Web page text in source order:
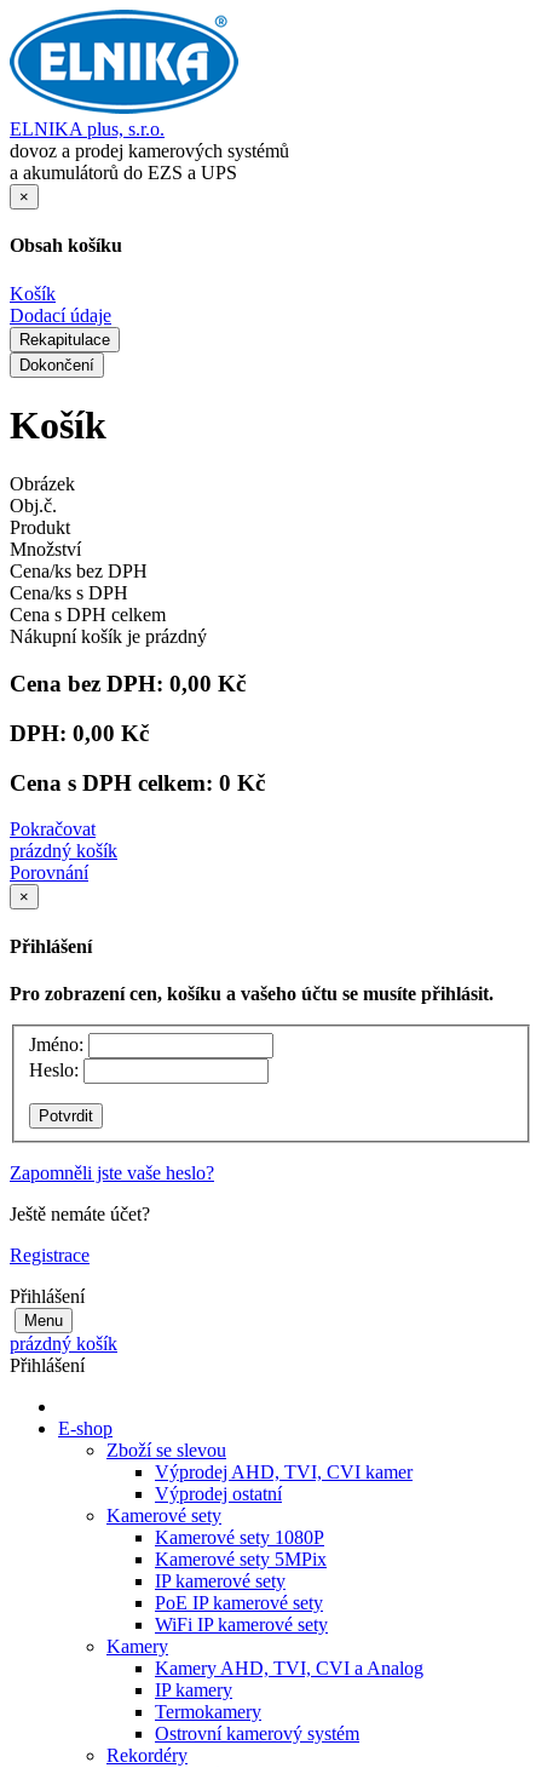
ELNIKA plus, s.r.o.
dovoz a prodej kamerových systémů
a akumulátorů do EZS a UPS
×
Obsah košíku
Košík
Dodací údaje
Rekapitulace
Dokončení
Košík
Obrázek
Obj.č.
Produkt
Množství
Cena/ks bez DPH
Cena/ks s DPH
Cena s DPH celkem
Nákupní košík je prázdný
Cena bez DPH: 0,00 Kč
DPH: 0,00 Kč
Cena s DPH celkem: 0 Kč
Pokračovat
prázdný košík
Porovnání
×
Přihlášení
Pro zobrazení cen, košíku a vašeho účtu se musíte přihlásit.
Jméno:
Heslo:
Zapomněli jste vaše heslo?
Ještě nemáte účet?
Registrace
Přihlášení
Menu
prázdný košík
Přihlášení
E-shop
Zboží se slevou
Výprodej AHD, TVI, CVI kamer
Výprodej ostatní
Kamerové sety
Kamerové sety 1080P
Kamerové sety 5MPix
IP kamerové sety
PoE IP kamerové sety
WiFi IP kamerové sety
Kamery
Kamery AHD, TVI, CVI a Analog
IP kamery
Termokamery
Ostrovní kamerový systém
Rekordéry